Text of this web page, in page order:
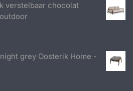
verstelbaar chocolat
grey Oosterik Home -